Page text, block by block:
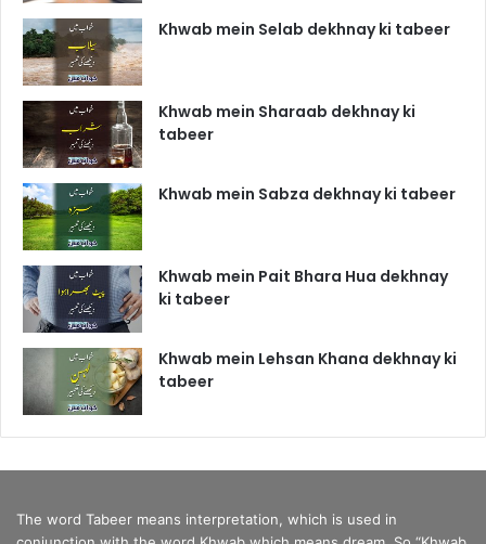
Khwab mein Selab dekhnay ki tabeer
Khwab mein Sharaab dekhnay ki
tabeer
Khwab mein Sabza dekhnay ki tabeer
Khwab mein Pait Bhara Hua dekhnay
ki tabeer
Khwab mein Lehsan Khana dekhnay ki
tabeer
The word Tabeer means interpretation, which is used in